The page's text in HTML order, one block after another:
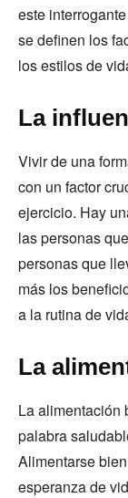
este
se definen los
los estilos de
La
Vivir de una
con un factor
ejercicio. Hay
las personas
personas que
más los
a la rutina de
La
La alimentación
palabra
Alimentarse
esperanza de